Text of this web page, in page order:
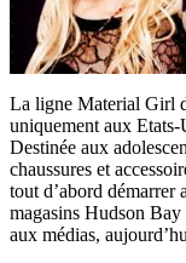
La ligne Material Girl
uniquement aux
Destinée aux
chaussures et
tout d’abord démarrer
magasins Hudson
aux médias,